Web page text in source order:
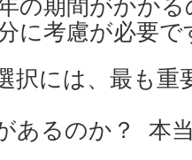
に考慮が必要で
択には、最も
あるのか？ 本